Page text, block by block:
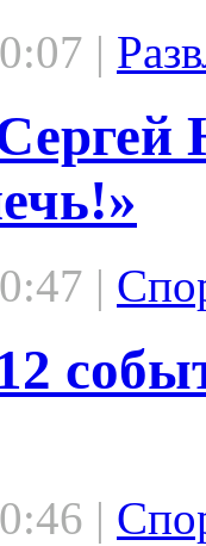
|
|
|